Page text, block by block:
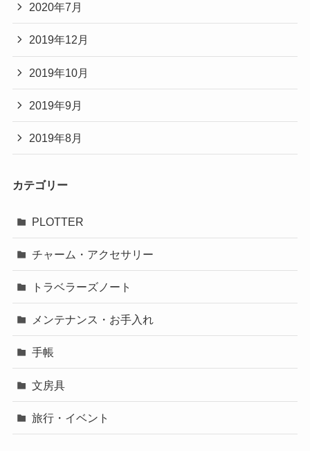
2020年7月
2019年12月
2019年10月
2019年9月
2019年8月
カテゴリー
PLOTTER
チャーム・アクセサリー
トラベラーズノート
メンテナンス・お手入れ
手帳
文房具
旅行・イベント